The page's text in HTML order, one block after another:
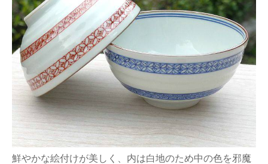
鮮やかな絵付けが美しく、内は白地のため中の色を邪魔